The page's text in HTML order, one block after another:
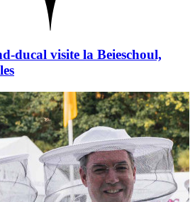
ducal visite la Beieschoul,